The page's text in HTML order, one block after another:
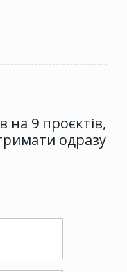
на 9 проєктів,
одразу